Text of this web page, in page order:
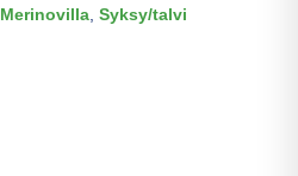
Merinovilla Syksy/talvi